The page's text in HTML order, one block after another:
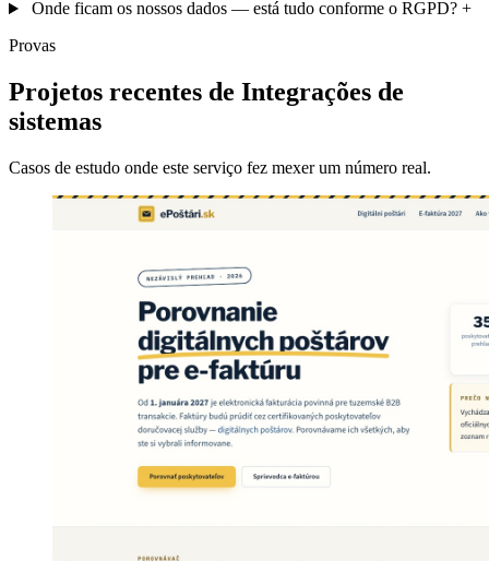
Onde ficam os nossos dados — está tudo conforme o RGPD? +
Provas
Projetos recentes de Integrações de
sistemas
Casos de estudo onde este serviço fez mexer um número real.